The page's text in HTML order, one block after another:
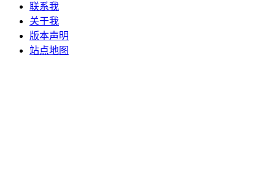
联系我
关于我
版本声明
站点地图